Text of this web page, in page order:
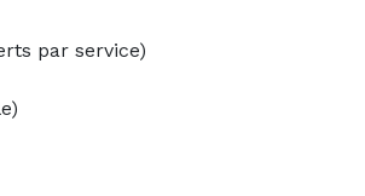
par service)